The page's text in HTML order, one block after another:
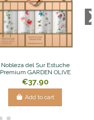
Nobleza del Sur Estuche
Premium GARDEN OLIVE
€37.90
Add to cart